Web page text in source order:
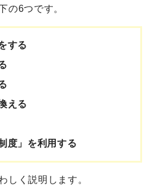
の6つです。
する
える
度」を利用する
しく説明します。